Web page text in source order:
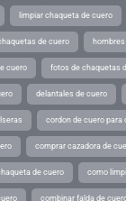
limpiar chaqueta de cuero
de cuero
cuero fotos de chaquetas
delantales de cuero
cordon de cuero para
comprar cazadora de
de cuero como
combinar falda de